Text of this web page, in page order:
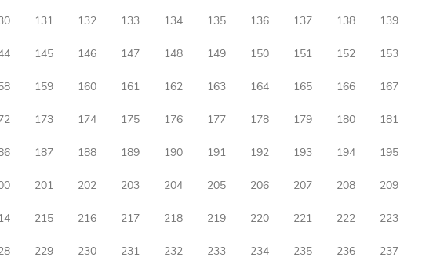
131 132 133 134 135 136 137 138 139
145 146 147 148 149 150 151 152 153
159 160 161 162 163 164 165 166 167
173 174 175 176 177 178 179 180 181
187 188 189 190 191 192 193 194 195
201 202 203 204 205 206 207 208 209
215 216 217 218 219 220 221 222 223
229 230 231 232 233 234 235 236 237